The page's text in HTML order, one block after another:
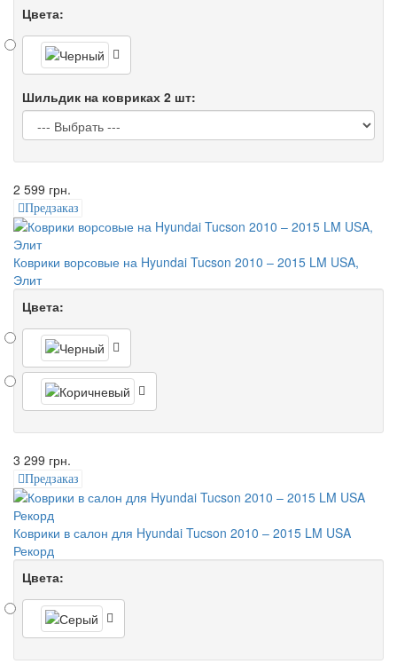
Цвета:
Шильдик на ковриках 2 шт:
2 599 грн.
Предзаказ
Коврики ворсовые на Hyundai Tucson 2010 – 2015 LM USA,
Элит
Цвета:
3 299 грн.
Предзаказ
Коврики в салон для Hyundai Tucson 2010 – 2015 LM USA
Рекорд
Цвета: